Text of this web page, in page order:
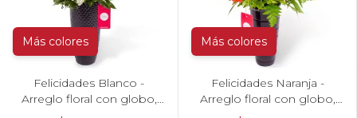
Más colores
Felicidades Blanco -
Arreglo floral con globo,
gerberas, astromelias y
Más colores
Felicidades Naranja -
Arreglo floral con globo,
gerberas y astromelias